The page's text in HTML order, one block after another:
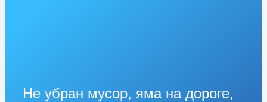
Не убран мусор, яма на дороге,